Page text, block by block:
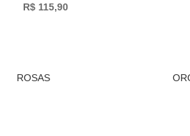
R$ 115,90
ROSAS